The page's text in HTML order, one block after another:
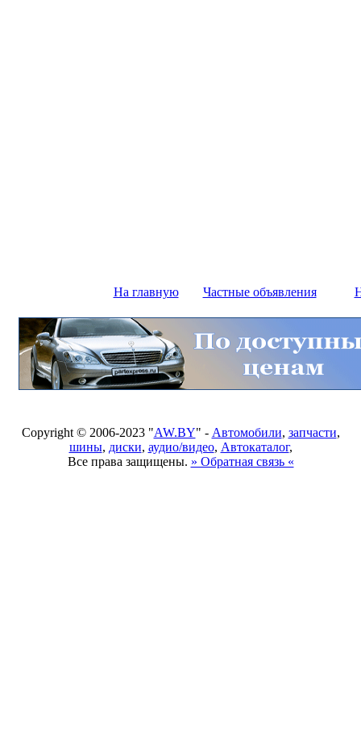
На главную Частные объявления
Copyright © 2006-2023 "AW.BY" - Автомобили, запчасти,
шины, диски, аудио/видео, Автокаталог,
Все права защищены. » Обратная связь «